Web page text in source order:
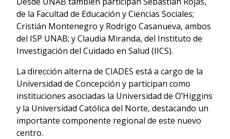
de la Facultad de Educación y Ciencias Sociales;
Cristián Montenegro y Rodrigo Casanueva, ambos
del ISP UNAB; y Claudia Miranda, del Instituto de
Investigación del Cuidado en Salud (IICS).
La dirección alterna de CIADES está a cargo de la
Universidad de Concepción y participan como
instituciones asociadas la Universidad de O’Higgins
y la Universidad Católica del Norte, destacando un
importante componente regional de este nuevo
centro.